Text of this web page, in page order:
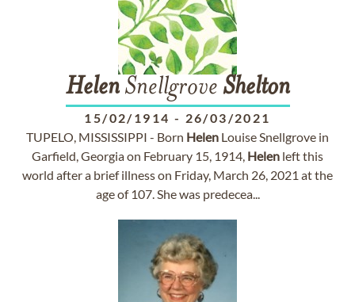
HelenSnellgrove Shelton
15/02/1914 - 26/03/2021
TUPELO, MISSISSIPPI - Born Helen Louise Snellgrove in
Garfield, Georgia on February 15, 1914, Helen left this
world after a brief illness on Friday, March 26, 2021 at the
age of 107. She was predecea...